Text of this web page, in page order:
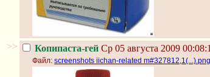
>> Копипаста-гей Ср 05 августа 2009
Файл: screenshots iichan-related m#327812,1(...).png